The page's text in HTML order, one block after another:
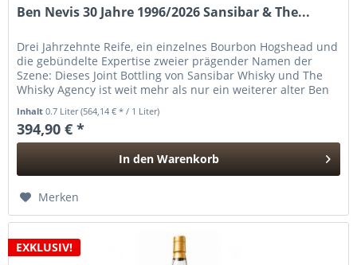
Ben Nevis 30 Jahre 1996/2026 Sansibar & The...
Drei Jahrzehnte Reife, ein einzelnes Bourbon Hogshead und
die gebündelte Expertise zweier prägender Namen der
Szene: Dieses Joint Bottling von Sansibar Whisky und The
Whisky Agency ist weit mehr als nur ein weiterer alter Ben
Inhalt0.7 Liter(564,14 € * / 1 Liter)
394,90 € *
In den Warenkorb
Merken
EXKLUSIV!